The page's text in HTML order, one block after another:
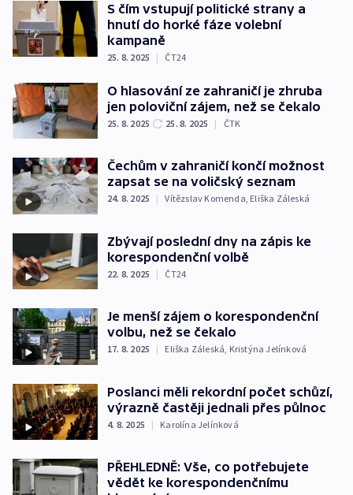
S čím vstupují politické strany a
hnutí do horké fáze volební
kampaně
25. 8. 2025 | ČT24
O hlasování ze zahraničí je zhruba
jen poloviční zájem, než se čekalo
25. 8. 2025 25. 8. 2025 | ČTK
Čechům v zahraničí končí možnost
zapsat se na voličský seznam
24. 8. 2025 | Vítězslav Komenda, Eliška Záleská
Zbývají poslední dny na zápis ke
korespondenční volbě
22. 8. 2025 | ČT24
Je menší zájem o korespondenční
volbu, než se čekalo
17. 8. 2025 | Eliška Záleská, Kristýna Jelínková
Poslanci měli rekordní počet schůzí,
výrazně častěji jednali přes půlnoc
4. 8. 2025 | Karolína Jelínková
PŘEHLEDNĚ: Vše, co potřebujete
vědět ke korespondenčnímu